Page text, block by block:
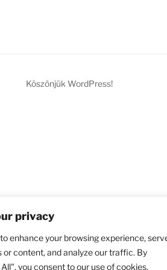
privacy
enhance your browsing experience,
or content, and analyze our traffic. By
you consent to our use of cookies.
Köszönjük WordPress!